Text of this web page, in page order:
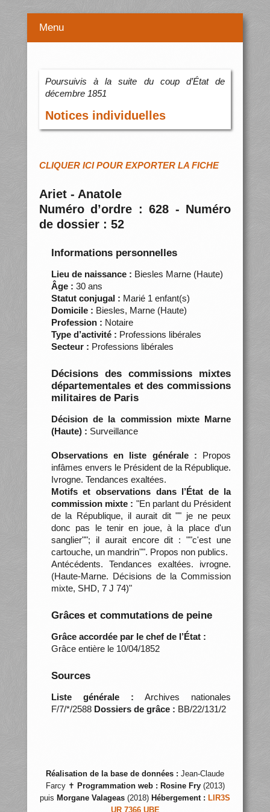
Menu
Poursuivis à la suite du coup d’État de
décembre 1851
Notices individuelles
CLIQUER ICI POUR EXPORTER LA FICHE
Ariet - Anatole
Numéro d’ordre : 628 - Numéro
de dossier : 52
Informations personnelles
Lieu de naissance : Biesles Marne (Haute)
Âge : 30 ans
Statut conjugal : Marié 1 enfant(s)
Domicile : Biesles, Marne (Haute)
Profession : Notaire
Type d’activité : Professions libérales
Secteur : Professions libérales
Décisions des commissions mixtes
départementales et des commissions
militaires de Paris
Décision de la commission mixte Marne
(Haute) : Surveillance
Observations en liste générale : Propos
infâmes envers le Président de la République.
Ivrogne. Tendances exaltées.
Motifs et observations dans l’État de la
commission mixte : "En parlant du Président
de la République, il aurait dit "" je ne peux
donc pas le tenir en joue, à la place d'un
sanglier""; il aurait encore dit : ""c'est une
cartouche, un mandrin"". Propos non publics.
Antécédents. Tendances exaltées. ivrogne.
(Haute-Marne. Décisions de la Commission
mixte, SHD, 7 J 74)"
Grâces et commutations de peine
Grâce accordée par le chef de l’État :
Grâce entière le 10/04/1852
Sources
Liste générale : Archives nationales
F/7/*/2588 Dossiers de grâce : BB/22/131/2
Réalisation de la base de données : Jean-Claude
Farcy ✝ Programmation web : Rosine Fry(2013)
puis Morgane Valageas (2018) Hébergement : LIR3S
UR 7366 UBE